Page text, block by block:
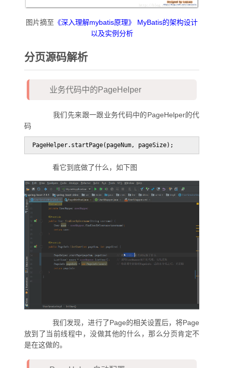
图片摘至 《深入理解mybatis原理》 MyBatis的架构设计
以及实例分析
分页源码解析
业务代码中的PageHelper
我们先来跟一跟业务代码中的PageHelper的代
码
PageHelper.startPage(pageNum, pageSize);
看它到底做了什么，如下图
我们发现，进行了Page的相关设置后，将Page
放到了当前线程中，没做其他的什么，那么分页肯定不
是在这做的。